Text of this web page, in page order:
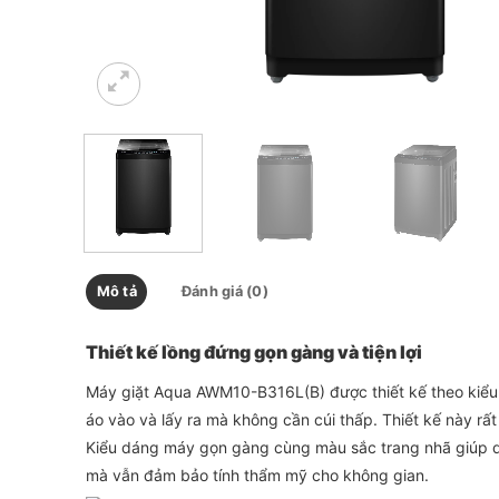
Mô tả Đánh giá (0)
Thiết kế lồng đứng gọn gàng và tiện lợi
Máy giặt Aqua AWM10-B316L(B) được thiết kế theo
áo vào và lấy ra mà không cần cúi thấp. Thiết kế này
Kiểu dáng máy gọn gàng cùng màu sắc trang nhã
mà vẫn đảm bảo tính thẩm mỹ cho không gian.